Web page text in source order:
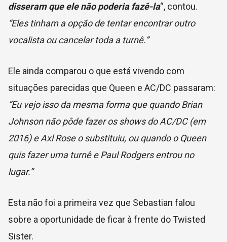
disseram que ele não poderia fazê-la“, contou.
“Eles tinham a opção de tentar encontrar outro
vocalista ou cancelar toda a turnê.”
Ele ainda comparou o que está vivendo com
situações parecidas que Queen e AC/DC passaram:
“Eu vejo isso da mesma forma que quando Brian
Johnson não pôde fazer os shows do AC/DC (em
2016) e Axl Rose o substituiu, ou quando o Queen
quis fazer uma turnê e Paul Rodgers entrou no
lugar.”
Esta não foi a primeira vez que Sebastian falou
sobre a oportunidade de ficar à frente do Twisted
Sister.